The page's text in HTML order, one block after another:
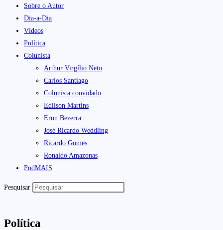
Sobre o Autor
Dia-a-Dia
Vídeos
Política
Colunista
Arthur Virgílio Neto
Carlos Santiago
Colunista convidado
Edilson Martins
Eron Bezerra
José Ricardo Weddling
Ricardo Gomes
Ronaldo Amazonas
PodMAIS
Pesquisar
Política